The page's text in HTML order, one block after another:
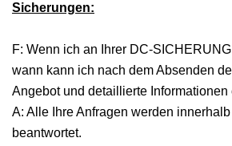
Sicherungen:
F: Wenn ich an Ihrer DC-
wann kann ich nach dem Absenden
Angebot und detaillierte Informationen
A: Alle Ihre Anfragen werden
beantwortet.